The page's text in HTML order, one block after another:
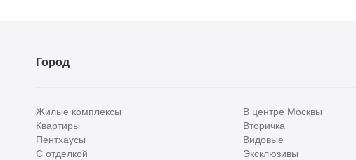
Город
Жилые комплексы
Квартиры
Пентхаусы
С отделкой
В центре Москвы
Вторичка
Видовые
Эксклюзивы